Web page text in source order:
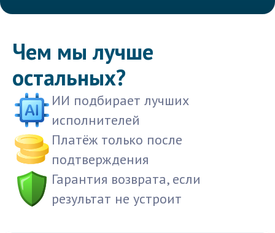
Чем мы лучше
остальных?
ИИ подбирает лучших
исполнителей
Платёж только после
подтверждения
Гарантия возврата, если
результат не устроит